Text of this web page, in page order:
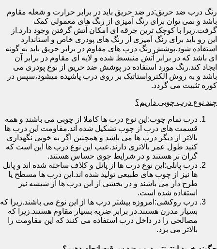
رنگ درب ضد حریق:در ضد حریق باید در برابر حرارت و شعله مقاوم
باشد و نمی توان برای رنگ آمیزی از رنگ های معمولی کمک
گرفت.زیرا با کوچک ترین جرقه ای امکان آتش گرفتن وجود دارد.از
این رو باید برای رنگ آمیزی از رنگ های پودری خاص و استاندارد
استفاده شود.پوشش رنگ درب های مقاوم در برابر حریق باید به گونه
ای باشد که در برابر آتش منبسط شده و لایه ای مقاوم در برابر آن
ایجاد کند.رنگ مورد استفاده در پوشش ضد حریق از نوع پودری می
باشد و به روش الکترواستاتیک بر روی درب پاشیده میشود،سپس در
کوره تثبیت می گردد.
چند نوع درب چوبی داریم؟
درب تمام چوب:این نوع درب ها کاملا از چوبی می باشند و همه
قسمت های درب از چوب تشکیل شده اند.مقاومت این درب ها
بالاتر از دیگر درب ها می باشد و همچنین اگر به خوبی نگهداری
کنید طول عمر بالاتری دارند.عیب این نوع درب ها این است که
گران تر هستند و در شرایط جوی حساس هستند.
درب پانلی:این نوع درب ها از پانل و کلاف ساخته شده اند و پانل
ها نیز از چوب های طبیعی تولید شده اند.این درب ها مسطح یا
طرح دار می باشند و در بخشی از این درب ها از شیشه نیز
استفاده شده است.
درب روکشی:امروزه بیشتر درب ها از این نوع می باشند.زیرا که
بسیار مدرن هستند.در برابر ضربه بسیار مقاوم هستند.زیرا که
مصالحی را در داخل درب استفاده می کنند که این مقاومت را
بالاتر می برد.